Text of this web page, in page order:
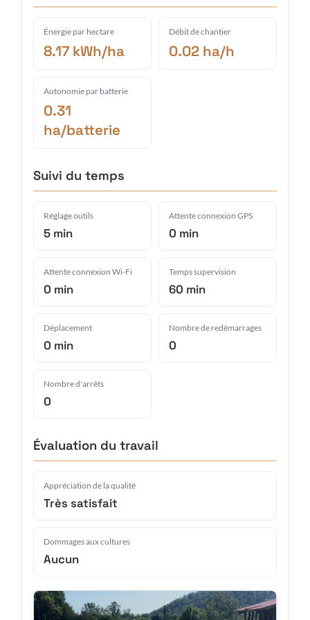
Énergie par hectare
8.17 kWh/ha
Débit de chantier
0.02 ha/h
Autonomie par batterie
0.31
ha/batterie
Suivi du temps
Réglage outils
5 min
Attente connexion GPS
0 min
Attente connexion Wi-Fi
0 min
Temps supervision
60 min
Déplacement
0 min
Nombre de redémarrages
0
Nombre d'arrêts
0
Évaluation du travail
Appréciation de la qualité
Très satisfait
Dommages aux cultures
Aucun